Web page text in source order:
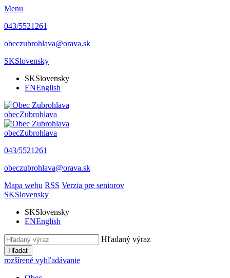
Menu
043/5521261
obeczubrohlava@orava.sk
SKSlovensky
SKSlovensky
ENEnglish
obecZubrohlava
obecZubrohlava
043/5521261
obeczubrohlava@orava.sk
Mapa webu RSS Verzia pre seniorov
SKSlovensky
SKSlovensky
ENEnglish
Hľadaný výraz
Hľadať
rozšírené vyhľadávanie